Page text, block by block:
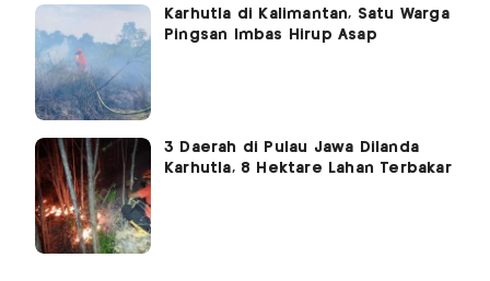
Karhutla di Kalimantan, Satu Warga
Pingsan Imbas Hirup Asap
3 Daerah di Pulau Jawa Dilanda
Karhutla, 8 Hektare Lahan Terbakar